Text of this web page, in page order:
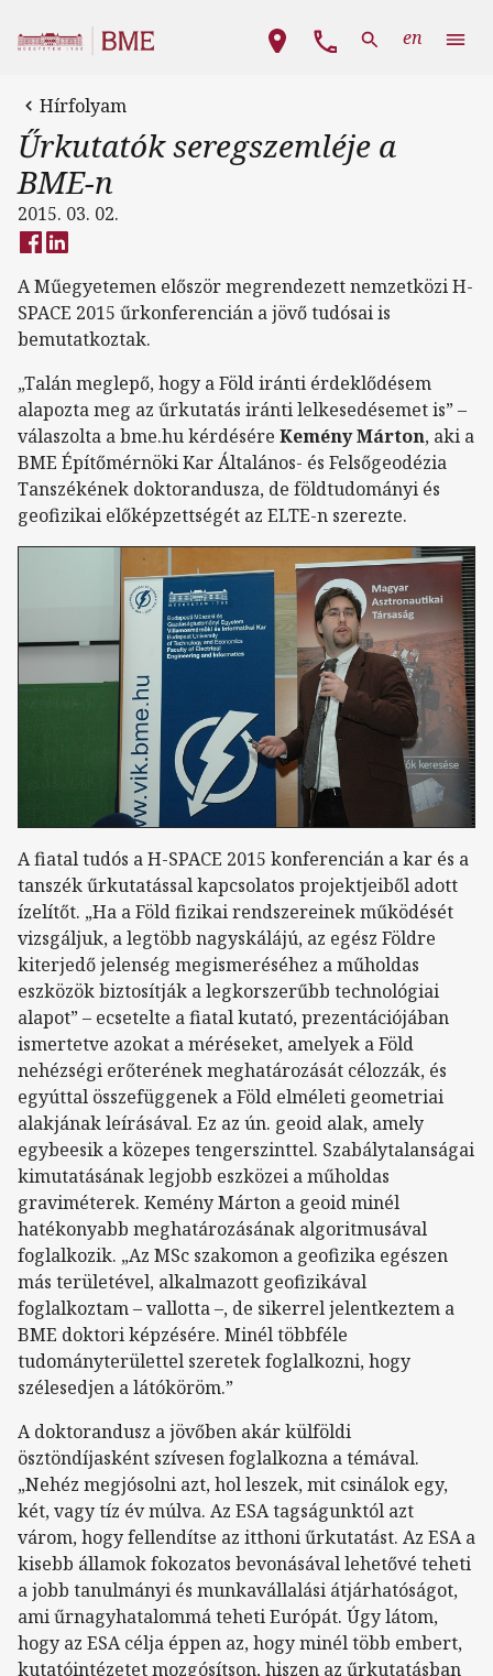
Fő navigáció
en
Hírfolyam
Űrkutatók seregszemléje a
BME-n
2015. 03. 02.
A Műegyetemen először megrendezett nemzetközi H-
SPACE 2015 űrkonferencián a jövő tudósai is
bemutatkoztak.
„Talán meglepő, hogy a Föld iránti érdeklődésem
alapozta meg az űrkutatás iránti lelkesedésemet is” –
válaszolta a bme.hu kérdésére Kemény Márton, aki a
BME Építőmérnöki Kar Általános- és Felsőgeodézia
Tanszékének doktorandusza, de földtudományi és
geofizikai előképzettségét az ELTE-n szerezte.
A fiatal tudós a H-SPACE 2015 konferencián a kar és a
tanszék űrkutatással kapcsolatos projektjeiből adott
ízelítőt. „Ha a Föld fizikai rendszereinek működését
vizsgáljuk, a legtöbb nagyskálájú, az egész Földre
kiterjedő jelenség megismeréséhez a műholdas
eszközök biztosítják a legkorszerűbb technológiai
alapot” – ecsetelte a fiatal kutató, prezentációjában
ismertetve azokat a méréseket, amelyek a Föld
nehézségi erőterének meghatározását célozzák, és
egyúttal összefüggenek a Föld elméleti geometriai
alakjának leírásával. Ez az ún. geoid alak, amely
egybeesik a közepes tengerszinttel. Szabálytalanságai
kimutatásának legjobb eszközei a műholdas
graviméterek. Kemény Márton a geoid minél
hatékonyabb meghatározásának algoritmusával
foglalkozik. „Az MSc szakomon a geofizika egészen
más területével, alkalmazott geofizikával
foglalkoztam – vallotta –, de sikerrel jelentkeztem a
BME doktori képzésére. Minél többféle
tudományterülettel szeretek foglalkozni, hogy
szélesedjen a látóköröm.”
A doktorandusz a jövőben akár külföldi
ösztöndíjasként szívesen foglalkozna a témával.
„Nehéz megjósolni azt, hol leszek, mit csinálok egy,
két, vagy tíz év múlva. Az ESA tagságunktól azt
várom, hogy fellendítse az itthoni űrkutatást. Az ESA a
kisebb államok fokozatos bevonásával lehetővé teheti
a jobb tanulmányi és munkavállalási átjárhatóságot,
ami űrnagyhatalommá teheti Európát. Úgy látom,
hogy az ESA célja éppen az, hogy minél több embert,
kutatóintézetet mozgósítson, hiszen az űrkutatásban